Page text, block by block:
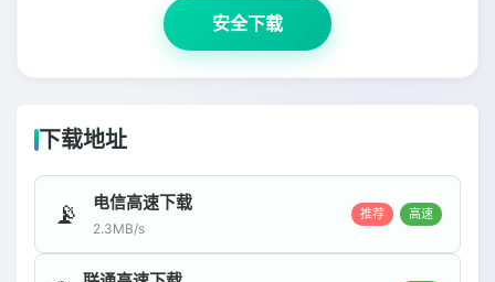
安全下载
下载地址
📡 电信高速下载
2.3MB/s
推荐 高速